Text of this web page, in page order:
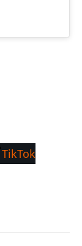
TikTok